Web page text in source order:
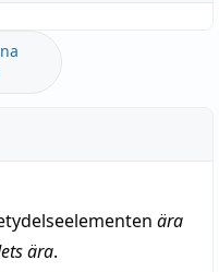
ära
ära.